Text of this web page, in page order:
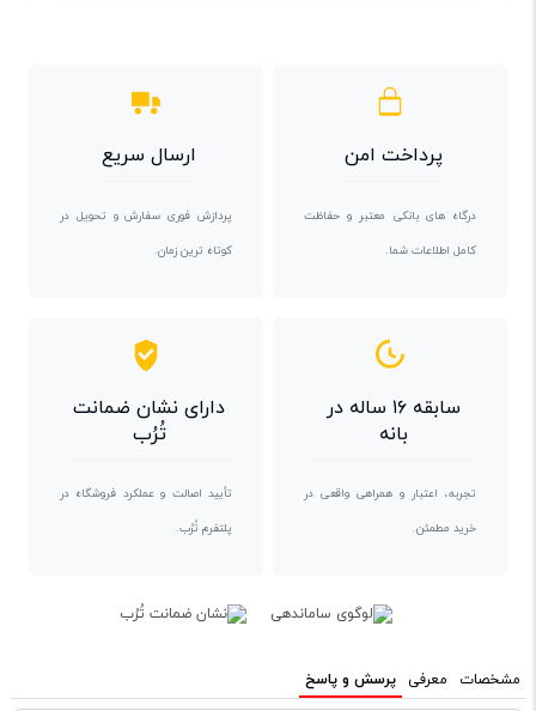
پرداخت امن
درگاه های بانکی معتبر و حفاظت
کامل اطلاعات شما.
ارسال سریع
پردازش فوری سفارش و تحویل در
کوتاه ترین زمان.
سابقه ۱۶ ساله در
بانه
تجربه، اعتبار و همراهی واقعی در
خرید مطمئن.
دارای نشان ضمانت
تُرُب
تأیید اصالت و عملکرد فروشگاه در
پلتفرم تُرُب.
مشخصات معرفی پرسش و پاسخ